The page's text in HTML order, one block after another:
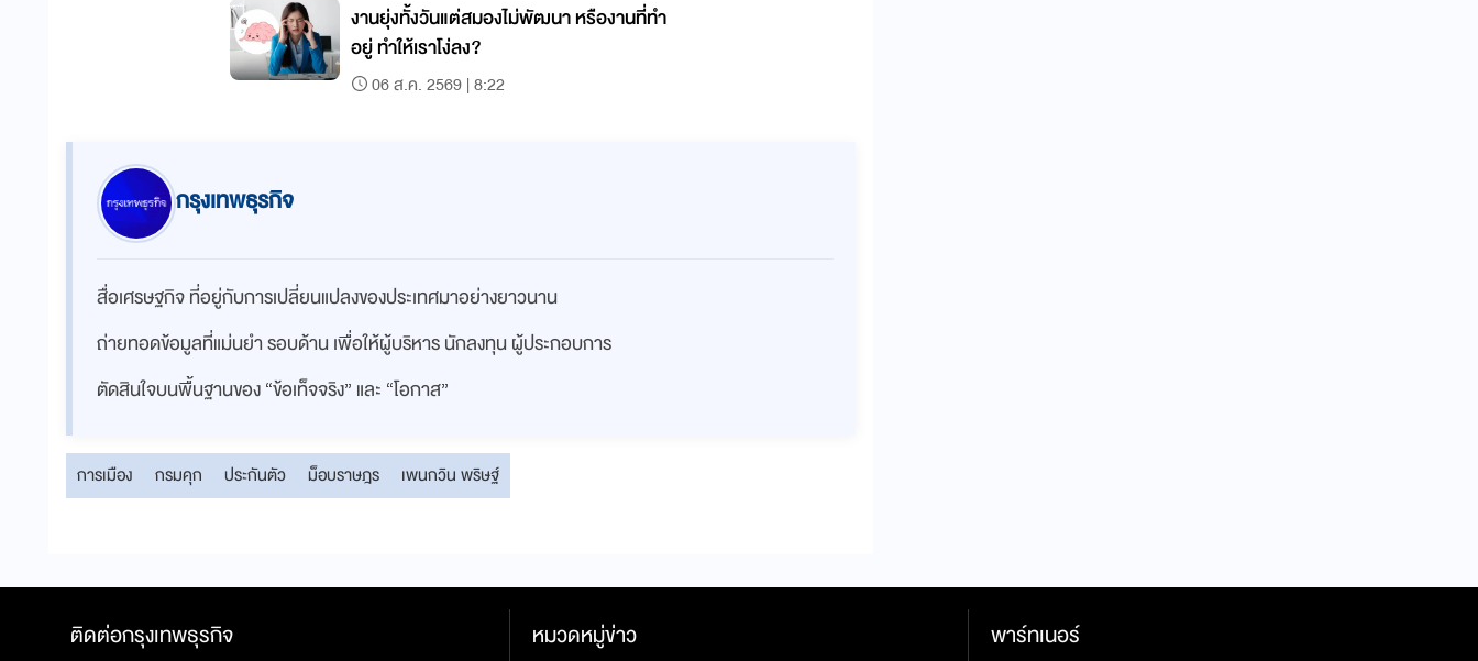
งานยุ่งทั้งวันแต่สมองไม่พัฒนา หรืองานที่ทำ
อยู่ ทำให้เราโง่ลง?
06 ส.ค. 2569 | 8:22
กรุงเทพธุรกิจ
สื่อเศรษฐกิจ ที่อยู่กับการเปลี่ยนแปลงของประเทศมาอย่างยาวนาน
ถ่ายทอดข้อมูลที่แม่นยำ รอบด้าน เพื่อให้ผู้บริหาร นักลงทุน ผู้ประกอบการ
ตัดสินใจบนพื้นฐานของ “ข้อเท็จจริง” และ “โอกาส”
การเมือง กรมคุก ประกันตัว ม็อบราษฎร เพนกวิน พริษฐ์
ติดต่อกรุงเทพธุรกิจ หมวดหมู่ข่าว พาร์ทเนอร์